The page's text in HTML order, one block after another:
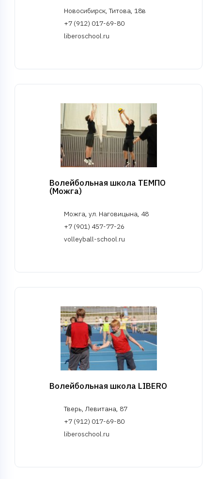
Новосибирск, Титова, 18в
+7 (912) 017-69-80
liberoschool.ru
Волейбольная школа ТЕМПО
(Можга)
Можга, ул. Наговицына, 48
+7 (901) 457-77-26
volleyball-school.ru
Волейбольная школа LIBERO
Тверь, Левитана, 87
+7 (912) 017-69-80
liberoschool.ru